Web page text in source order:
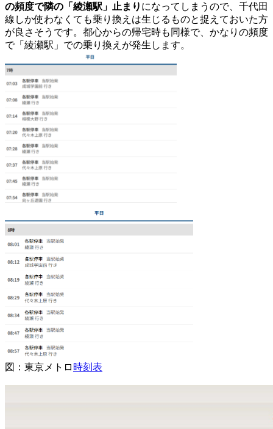
の頻度で隣の「綾瀬駅」止まり になってしまうので、千代田
線しか使わなくても乗り換えは生じるものと捉えておいた方
が良さそうです。都心からの帰宅時も同様で、かなりの頻度
で「綾瀬駅」での乗り換えが発生します。
図：東京メトロ 時刻表